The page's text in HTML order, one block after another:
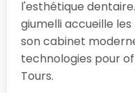
l'esthétique
giumelli accueille
son cabinet
technologies pour
Tours.